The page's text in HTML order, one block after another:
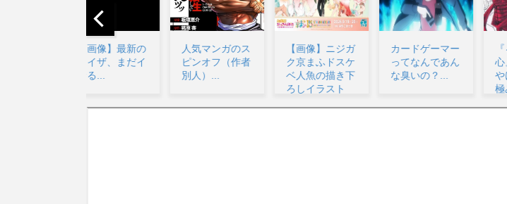
【画像】ニジガ
ク京まふドスケ
カードゲーマー
ってなんであん
な臭いの？...
『るろうに剣
心』読んでるん
やけど、二重の
人気マンガのス
ピンオフ（作者